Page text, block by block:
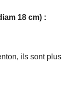
18 cm) :
ils sont plus